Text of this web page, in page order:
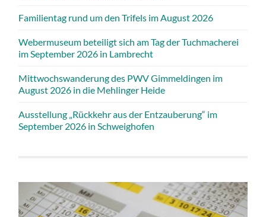
Familientag rund um den Trifels im August 2026
Webermuseum beteiligt sich am Tag der Tuchmacherei
im September 2026 in Lambrecht
Mittwochswanderung des PWV Gimmeldingen im
August 2026 in die Mehlinger Heide
Ausstellung „Rückkehr aus der Entzauberung“ im
September 2026 in Schweighofen